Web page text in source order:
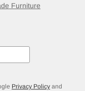
Furniture
Privacy Policy and